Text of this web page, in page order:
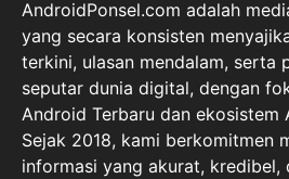
AndroidPonsel.com adalah
yang secara konsisten
terkini, ulasan mendalam, serta
seputar dunia digital, dengan
Android Terbaru dan ekosistem
Sejak 2018, kami berkomitmen
informasi yang akurat, kredibel,